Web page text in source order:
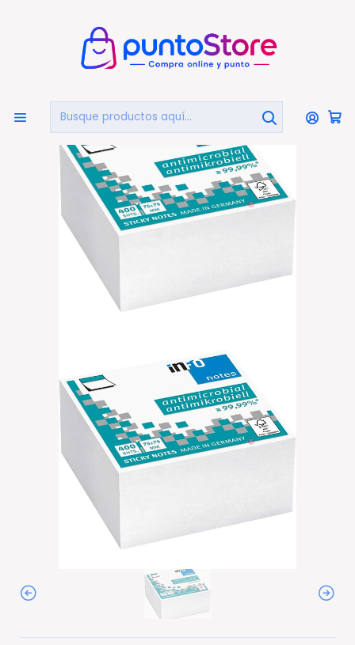
Inicio LIBRERÍA Y ARTE Notas Adhesivas
Pads Notas Adhesivas Antimicrobial 400hojas Blanco -
PS